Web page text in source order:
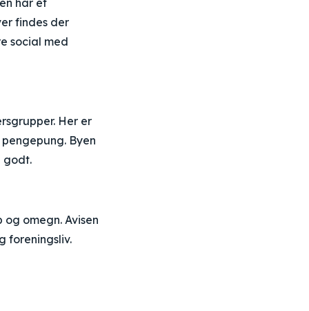
har et
findes der
social med
Her er
Byen
godt.
omegn. Avisen
foreningsliv.